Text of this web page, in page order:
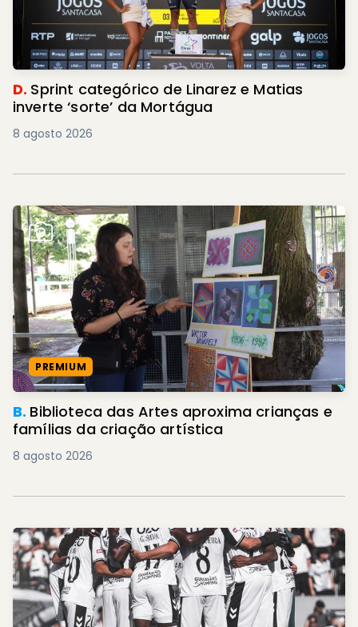
D. Sprint categórico de Linarez e Matias
inverte ‘sorte’ da Mortágua
8 agosto 2026
PREMIUM
B. Biblioteca das Artes aproxima crianças e
famílias da criação artística
8 agosto 2026